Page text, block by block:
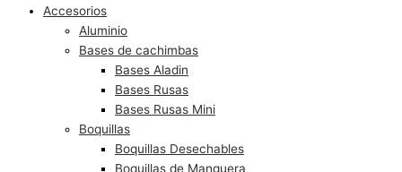
Accesorios
Aluminio
Bases de cachimbas
Bases Aladin
Bases Rusas
Bases Rusas Mini
Boquillas
Boquillas Desechables
Boquillas de Manguera